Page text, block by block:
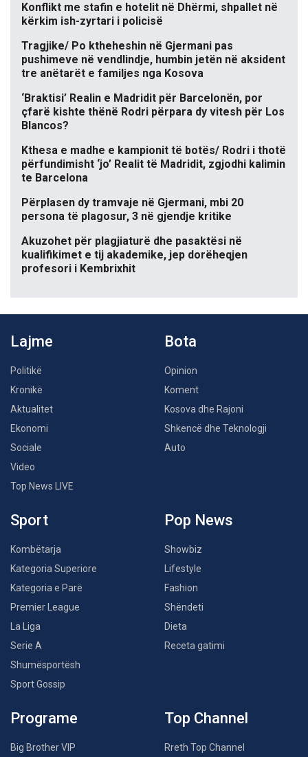
Konflikt me stafin e hotelit në Dhërmi, shpallet në
kërkim ish-zyrtari i policisë
Tragjike/ Po ktheheshin në Gjermani pas
pushimeve në vendlindje, humbin jetën në aksident
tre anëtarët e familjes nga Kosova
‘Braktisi’ Realin e Madridit për Barcelonën, por
çfarë kishte thënë Rodri përpara dy vitesh për Los
Blancos?
Kthesa e madhe e kampionit të botës/ Rodri i thotë
përfundimisht ‘jo’ Realit të Madridit, zgjodhi kalimin
te Barcelona
Përplasen dy tramvaje në Gjermani, mbi 20
persona të plagosur, 3 në gjendje kritike
Akuzohet për plagjiaturë dhe pasaktësi në
kualifikimet e tij akademike, jep dorëheqjen
profesori i Kembrixhit
Lajme
Politikë
Kronikë
Aktualitet
Ekonomi
Sociale
Video
Top News LIVE
Bota
Opinion
Koment
Kosova dhe Rajoni
Shkencë dhe Teknologji
Auto
Sport
Kombëtarja
Kategoria Superiore
Kategoria e Parë
Premier League
La Liga
Serie A
Shumësportësh
Sport Gossip
Pop News
Showbiz
Lifestyle
Fashion
Shëndeti
Dieta
Receta gatimi
Programe
Big Brother VIP
Top Channel
Rreth Top Channel